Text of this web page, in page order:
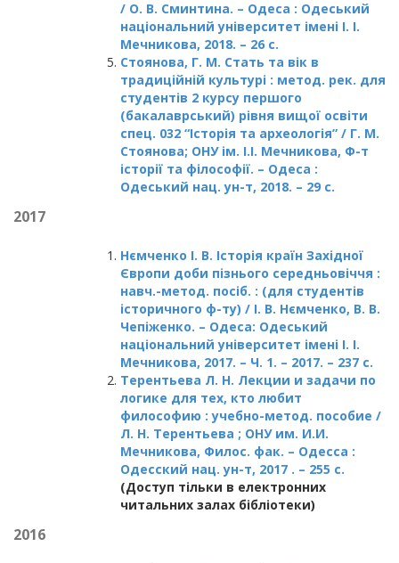
/ О. В. Сминтина. – Одеса : Одеський
національний університет імені І. І.
Мечникова, 2018. – 26 с.
Стоянова, Г. М. Стать та вік в
традиційній культурі : метод. рек. для
студентів 2 курсу першого
(бакалаврський) рівня вищої освіти
спец. 032 “Історія та археологія” / Г. М.
Стоянова; ОНУ ім. І.І. Мечникова, Ф-т
історії та філософії. – Одеса :
Одеський нац. ун-т, 2018. – 29 с.
2017
Нємченко І. В. Історія країн Західної
Європи доби пізнього середньовіччя :
навч.-метод. посіб. : (для студентів
історичного ф-ту) / І. В. Нємченко, В. В.
Чепіженко. – Одеса: Одеський
національний університет імені І. І.
Мечникова, 2017. – Ч. 1. – 2017. – 237 с.
Терентьева Л. Н. Лекции и задачи по
логике для тех, кто любит
философию : учебно-метод. пособие /
Л. Н. Терентьева ; ОНУ им. И.И.
Мечникова, Филос. фак. – Одесса :
Одесский нац. ун-т, 2017 . – 255 с.
(Доступ тільки в електронних
читальних залах бібліотеки)
2016